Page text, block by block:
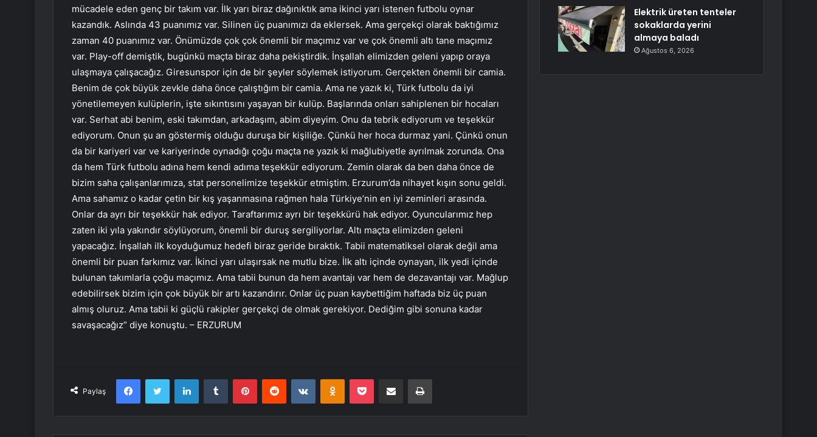
mücadele eden genç bir takım var. İlk yarı biraz dağınıktık ama ikinci yarı istenen futbolu oynar
kazandık. Aslında 43 puanımız var. Silinen üç puanımızı da eklersek. Ama gerçekçi olarak baktığımız
zaman 40 puanımız var. Önümüzde çok çok önemli bir maçımız var ve çok önemli altı tane maçımız
var. Play-off demiştik, bugünkü maçta biraz daha pekiştirdik. İnşallah elimizden geleni yapıp oraya
ulaşmaya çalışacağız. Giresunspor için de bir şeyler söylemek istiyorum. Gerçekten önemli bir camia.
Benim de çok büyük zevkle daha önce çalıştığım bir camia. Ama ne yazık ki, Türk futbolu da iyi
yönetilemeyen kulüplerin, işte sıkıntısını yaşayan bir kulüp. Başlarında onları sahiplenen bir hocaları
var. Serhat abi benim, eski takımdan, arkadaşım, abim diyeyim. Onu da tebrik ediyorum ve teşekkür
ediyorum. Onun şu an göstermiş olduğu duruşa bir kişiliğe. Çünkü her hoca durmaz yani. Çünkü onun
da bir kariyeri var ve kariyerinde oynadığı çoğu maçta ne yazık ki mağlubiyetle ayrılmak zorunda. Ona
da hem Türk futbolu adına hem kendi adıma teşekkür ediyorum. Zemin olarak da ben daha önce de
bizim saha çalışanlarımıza, stat personelimize teşekkür etmiştim. Erzurum’da nihayet kışın sonu geldi.
Ama sahamız o kadar çetin bir kış yaşanmasına rağmen hala Türkiye’nin en iyi zeminleri arasında.
Onlar da ayrı bir teşekkür hak ediyor. Taraftarımız ayrı bir teşekkürü hak ediyor. Oyuncularımız hep
zaten iki yıla yakındır söylüyorum, önemli bir duruş sergiliyorlar. Altı maçta elimizden geleni
yapacağız. İnşallah ilk koyduğumuz hedefi biraz geride bıraktık. Tabii matematiksel olarak değil ama
önemli bir puan farkımız var. İkinci yarı ulaşırsak ne mutlu bize. İlk altı içinde oynayan, ilk yedi içinde
bulunan takımlarla çoğu maçımız. Ama tabii bunun da hem avantajı var hem de dezavantajı var. Mağlup
edebilirsek bizim için çok büyük bir artı kazandırır. Onlar üç puan kaybettiğim haftada biz üç puan
almış oluruz. Ama tabii ki güçlü rakipler gerçekçi de olmak gerekiyor. Dediğim gibi sonuna kadar
savaşacağız” diye konuştu. – ERZURUM
Paylaş
FacebookTwitter LinkedInTumblr PinterestReddit VKontakteOdnoklassniki
Pocket E-Posta ile paylaş Yazdır
Elektrik üreten tenteler
sokaklarda yerini
almaya baladı
Ağustos 6, 2026